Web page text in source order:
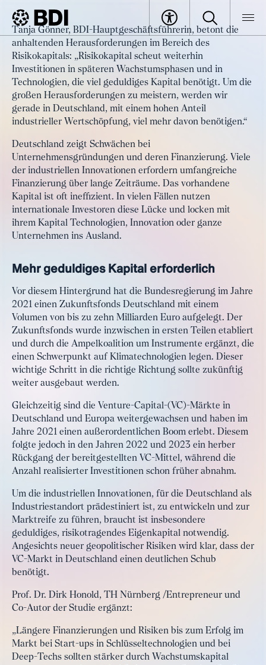
BDI Artikel
Artikel
Neuer Fokus: BDI schlägt
Weiterentwicklung der
Wachstumsfinanzierung in
Deutschland vor
Tanja Gönner, BDI-Hauptgeschäftsführerin, betont die
anhaltenden Herausforderungen im Bereich des
Risikokapitals: „Risikokapital scheut weiterhin
Investitionen in späteren Wachstumsphasen und in
Technologien, die viel geduldiges Kapital benötigt. Um die
großen Herausforderungen zu meistern, werden wir
gerade in Deutschland, mit einem hohen Anteil
industrieller Wertschöpfung, viel mehr davon benötigen.“
Deutschland zeigt Schwächen bei
Unternehmensgründungen und deren Finanzierung. Viele
der industriellen Innovationen erfordern umfangreiche
Finanzierung über lange Zeiträume. Das vorhandene
Kapital ist oft ineffizient. In vielen Fällen nutzen
internationale Investoren diese Lücke und locken mit
ihrem Kapital Technologien, Innovation oder ganze
Unternehmen ins Ausland.
Mehr geduldiges Kapital erforderlich
Vor diesem Hintergrund hat die Bundesregierung im Jahre
2021 einen Zukunftsfonds Deutschland mit einem
Volumen von bis zu zehn Milliarden Euro aufgelegt. Der
Zukunftsfonds wurde inzwischen in ersten Teilen etabliert
und durch die Ampelkoalition um Instrumente ergänzt, die
einen Schwerpunkt auf Klimatechnologien legen. Dieser
wichtige Schritt in die richtige Richtung sollte zukünftig
weiter ausgebaut werden.
Gleichzeitig sind die Venture-Capital-(VC)-Märkte in
Deutschland und Europa weitergewachsen und haben im
Jahre 2021 einen außerordentlichen Boom erlebt. Diesem
folgte jedoch in den Jahren 2022 und 2023 ein herber
Rückgang der bereitgestellten VC-Mittel, während die
Anzahl realisierter Investitionen schon früher abnahm.
Um die industriellen Innovationen, für die Deutschland als
Industriestandort prädestiniert ist, zu entwickeln und zur
Marktreife zu führen, braucht ist insbesondere
geduldiges, risikotragendes Eigenkapital notwendig.
Angesichts neuer geopolitischer Risiken wird klar, dass der
VC-Markt in Deutschland einen deutlichen Schub
benötigt.
Prof. Dr. Dirk Honold, TH Nürnberg /Entrepreneur und
Co-Autor der Studie ergänzt:
„Längere Finanzierungen und Risiken bis zum Erfolg im
Markt bei Start-ups in Schlüsseltechnologien und bei
Deep-Techs sollten stärker durch Wachstumskapital